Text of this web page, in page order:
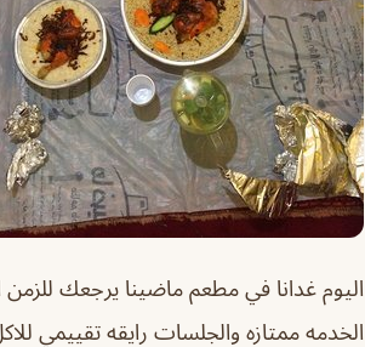
اليوم غدانا في مطعم ماضينا يرجعك
الخدمه ممتازه والجلسات رايقه تقييمي للاكل ١٠/٩ تجربه حلوه بس ماتوقع